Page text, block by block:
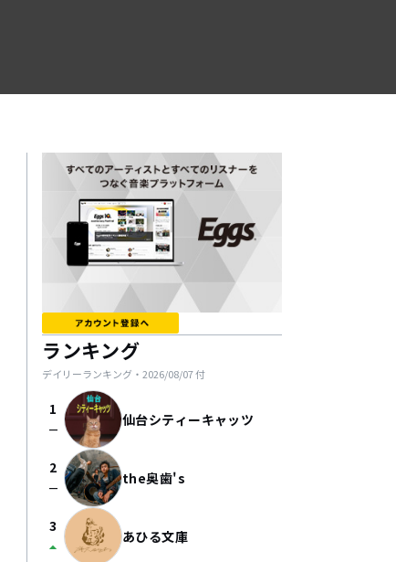
ランキング
デイリーランキング・ 2026/08/07付
1
check_indeterminate_small 仙台シティーキャッツ
2
check_indeterminate_small the奥歯's
3
arrow_drop_up あひる文庫